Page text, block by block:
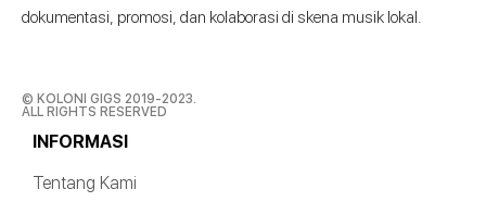
dokumentasi, promosi, dan kolaborasi di skena musik lokal.
© KOLONI GIGS 2019-2023.
ALL RIGHTS RESERVED
INFORMASI
Tentang Kami